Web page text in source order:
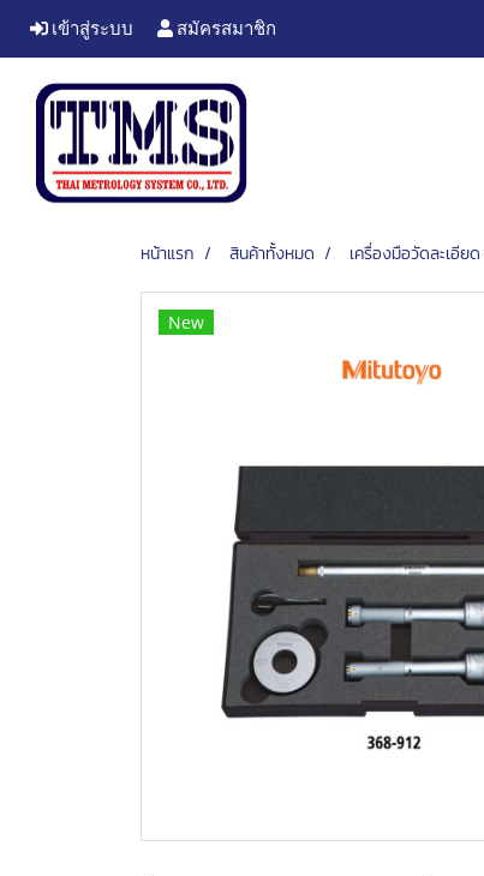
เข้าสู่ระบบ สมัครสมาชิก
หน้าแรก สินค้าทั้งหมด เครื่องมือวัดละเอีย
New